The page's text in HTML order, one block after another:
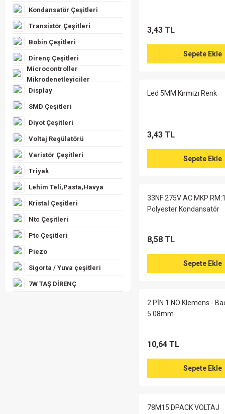
Kondansatör Çeşitleri
Transistör Çeşitleri
Bobin Çeşitleri
Direnç Çeşitleri
Microcontroller
Mikrodenetleyiciler
Display
SMD Çeşitleri
Diyot Çeşitleri
Voltaj Regülatörü
Varistör Çeşitleri
Triyak
Lehim Teli,Pasta,Havya
Kristal Çeşitleri
Ntc Çeşitleri
Ptc Çeşitleri
Piezo
Sigorta / Yuva çeşitleri
7W TAŞ DİRENÇ
470UF 400V 35X45
154,48 TL 257,47 TL
%70
%58
470UF 400V Snap
%40
470uf 400V Snap
Sepete
3,43 TL
Sepete Ekle
Led 5MM Kırmızı Renk
3,43 TL
Sepete Ekle
33NF 275V AC MKP
Polyester Kondansatör
8,58 TL
Sepete Ekle
2 PİN 1 NO Klemens -
5.08mm
10,64 TL
Sepete Ekle
78M15 DPACK VOLTAJ